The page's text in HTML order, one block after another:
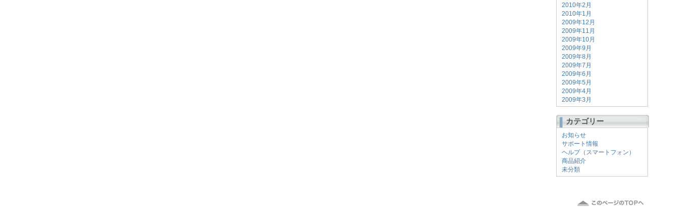
2010年2月
2010年1月
2009年12月
2009年11月
2009年10月
2009年9月
2009年8月
2009年7月
2009年6月
2009年5月
2009年4月
2009年3月
カテゴリー
お知らせ
サポート情報
ヘルプ（スマートフォン）
商品紹介
未分類